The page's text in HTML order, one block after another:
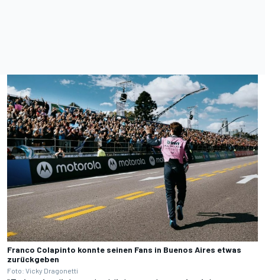
Franco Colapinto konnte seinen Fans in Buenos Aires etwas
zurückgeben
Foto: Vicky Dragonetti